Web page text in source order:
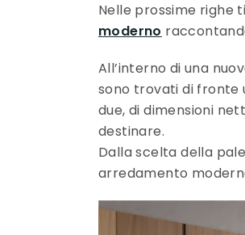
Nelle prossime righe
moderno
All’interno di una
sono trovati di fronte
due, di dimensioni
destinare.
Dalla scelta della
arredamento